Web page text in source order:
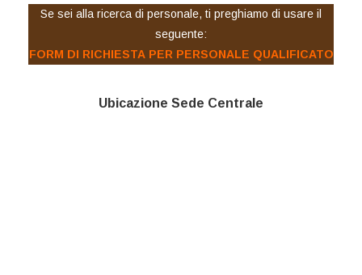
Se sei alla ricerca di personale, ti preghiamo di usare il
seguente:
FORM DI RICHIESTA PER PERSONALE QUALIFICATO
Ubicazione Sede Centrale